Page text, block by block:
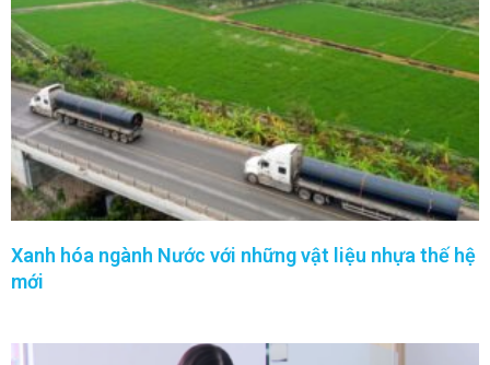
Xanh hóa ngành Nước với những vật liệu nhựa thế hệ
mới